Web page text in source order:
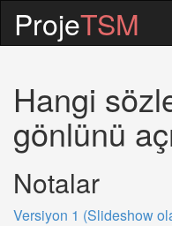
ProjeTSM
Hangi
gönlünü
Notalar
Versiyon 1 (Slideshow